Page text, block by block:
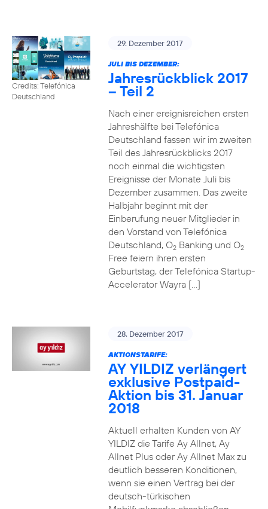
Credits: Telefónica
Deutschland
29. Dezember 2017
JULI BIS DEZEMBER:
Jahresrückblick 2017
– Teil 2
Nach einer ereignisreichen ersten
Jahreshälfte bei Telefónica
Deutschland fassen wir im zweiten
Teil des Jahresrückblicks 2017
noch einmal die wichtigsten
Ereignisse der Monate Juli bis
Dezember zusammen. Das zweite
Halbjahr beginnt mit der
Einberufung neuer Mitglieder in
den Vorstand von Telefónica
Deutschland, O2Banking und O2
Free feiern ihren ersten
Geburtstag, der Telefónica Startup-
Accelerator Wayra […]
28. Dezember 2017
AKTIONSTARIFE:
AY YILDIZ verlängert
exklusive Postpaid-
Aktion bis 31. Januar
2018
Aktuell erhalten Kunden von AY
YILDIZ die Tarife Ay Allnet, Ay
Allnet Plus oder Ay Allnet Max zu
deutlich besseren Konditionen,
wenn sie einen Vertrag bei der
deutsch-türkischen